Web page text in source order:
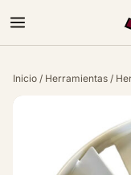
Inicio / Herramientas /